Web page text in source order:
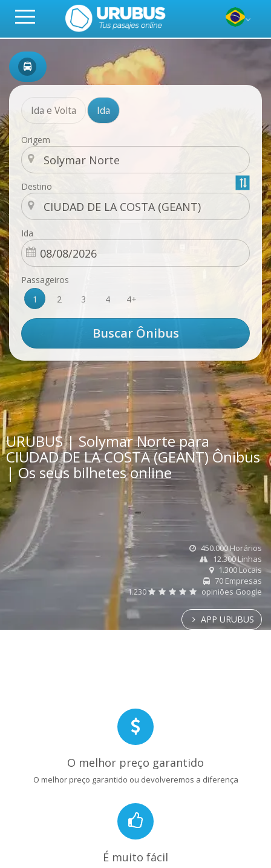
Ida e Volta Ida
Origem
Destino
Ida
Passageiros
1
2 3 4 4+
URUBUS | Solymar Norte para
CIUDAD DE LA COSTA (GEANT) Ônibus
| Os seus bilhetes online
450.000 Horários
12.300 Linhas
1.300 Locais
70 Empresas
1.230
opiniões Google
APP URUBUS
O melhor preço garantido
O melhor preço garantido ou devolveremos a diferença
É muito fácil